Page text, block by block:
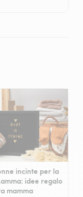
incinte per la
idee regalo
mamma